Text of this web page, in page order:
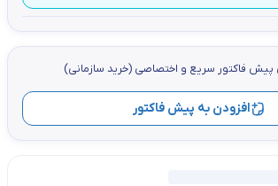
پيش فاكتور سریع و اختصاصي (خرید سازمانی)
افزودن به پیش فاکتور